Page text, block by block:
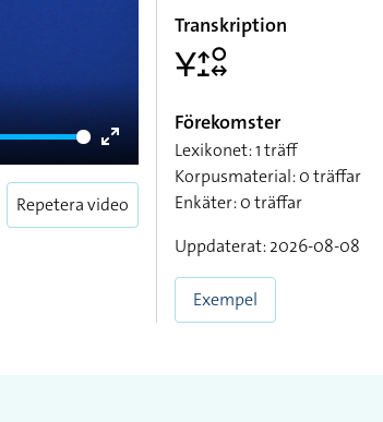
Enter
fullscreen
Repetera video
Transkription
􌥃􌤴􌤸􌥰􌦉
Förekomster
Lexikonet: 1 träff
Korpusmaterial: 0 träffar
Enkäter: 0 träffar
Uppdaterat: 2026-08-08
Exempel